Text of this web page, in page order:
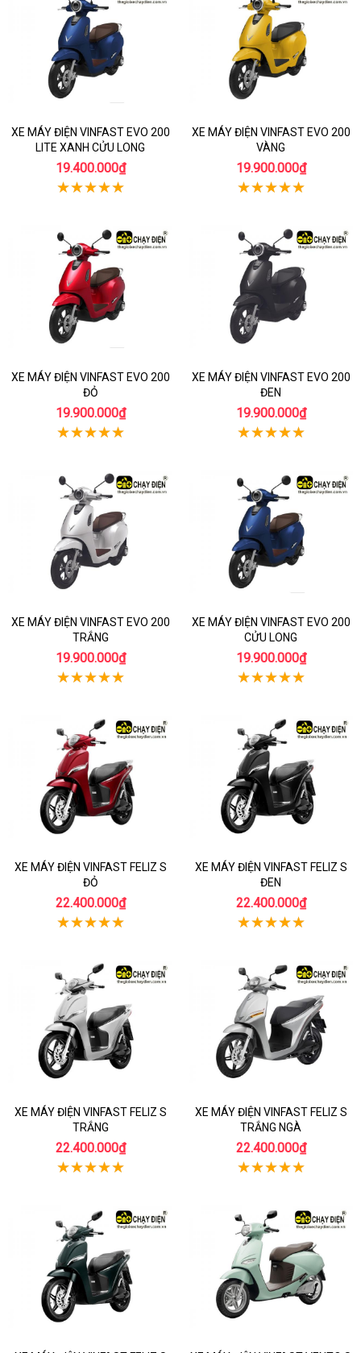
XE MÁY ĐIỆN VINFAST EVO 200
LITE XANH CỬU LONG
19.400.000₫
XE MÁY ĐIỆN VINFAST EVO 200
VÀNG
19.900.000₫
XE MÁY ĐIỆN VINFAST EVO 200
ĐỎ
19.900.000₫
XE MÁY ĐIỆN VINFAST EVO 200
ĐEN
19.900.000₫
XE MÁY ĐIỆN VINFAST EVO 200
TRẮNG
19.900.000₫
XE MÁY ĐIỆN VINFAST EVO 200
CỬU LONG
19.900.000₫
XE MÁY ĐIỆN VINFAST FELIZ S
ĐỎ
22.400.000₫
XE MÁY ĐIỆN VINFAST FELIZ S
ĐEN
22.400.000₫
XE MÁY ĐIỆN VINFAST FELIZ S
TRẮNG
22.400.000₫
XE MÁY ĐIỆN VINFAST FELIZ S
TRẮNG NGÀ
22.400.000₫